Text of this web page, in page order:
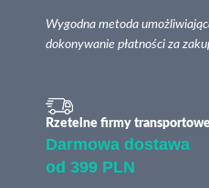
Wygodna metoda
dokonywanie płatności za
Rzetelne firmy
Darmowa dostawa
od 399 PLN